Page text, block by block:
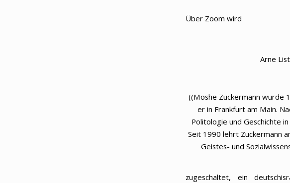
Über Zoom wird
Arne
((Moshe Zuckermann wurde
er in Frankfurt am Main.
Politologie und Geschichte
Seit 1990 lehrt Zuckermann
Geistes- und
zugeschaltet, ein